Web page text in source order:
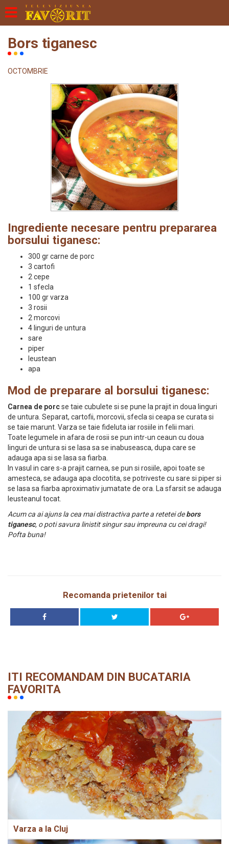
Bors tiganesc
OCTOMBRIE
Ingrediente necesare pentru prepararea
borsului tiganesc:
300 gr carne de porc
3 cartofi
2 cepe
1 sfecla
100 gr varza
3 rosii
2 morcovi
4 linguri de untura
sare
piper
leustean
apa
Mod de preparare al borsului tiganesc:
Carnea de porcse taie cubulete si se pune la prajit in doua linguri
de untura. Separat, cartofii, morcovii, sfecla si ceapa se curata si
se taie marunt. Varza se taie fideluta iar rosiile in felii mari.
Toate legumele in afara de rosii se pun intr-un ceaun cu doua
linguri de untura si se lasa sa se inabuseasca, dupa care se
adauga apa si se lasa sa fiarba.
In vasul in care s-a prajit carnea, se pun si rosiile, apoi toate se
amesteca, se adauga apa clocotita, se potriveste cu sare si piper si
se lasa sa fiarba aproximativ jumatate de ora. La sfarsit se adauga
leusteanul tocat.
Acum ca ai ajuns la cea mai distractiva parte a retetei debors
tiganesc, o poti savura linistit singur sau impreuna cu cei dragi!
Pofta buna!
Recomanda prietenilor tai
ITI RECOMANDAM DIN BUCATARIA
FAVORITA
Varza a la Cluj